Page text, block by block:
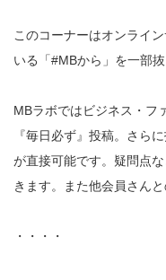
このコーナーはオンライ
いる「#MBから」を一部
MBラボではビジネス・フ
『毎日必ず』投稿。さら
が直接可能です。疑問点
きます。また他会員さんと
・・・・